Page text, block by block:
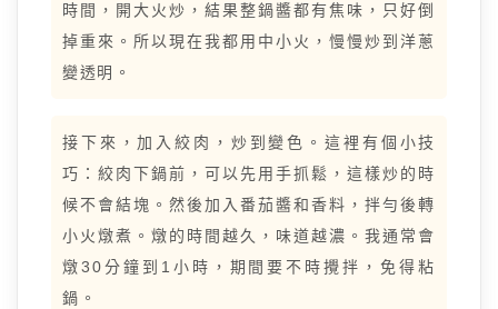
時間，開大火炒，結果整鍋醬都有焦味，只好倒
掉重來。所以現在我都用中小火，慢慢炒到洋蔥
變透明。
接下來，加入絞肉，炒到變色。這裡有個小技
巧：絞肉下鍋前，可以先用手抓鬆，這樣炒的時
候不會結塊。然後加入番茄醬和香料，拌勻後轉
小火燉煮。燉的時間越久，味道越濃。我通常會
燉30分鐘到1小時，期間要不時攪拌，免得粘
鍋。